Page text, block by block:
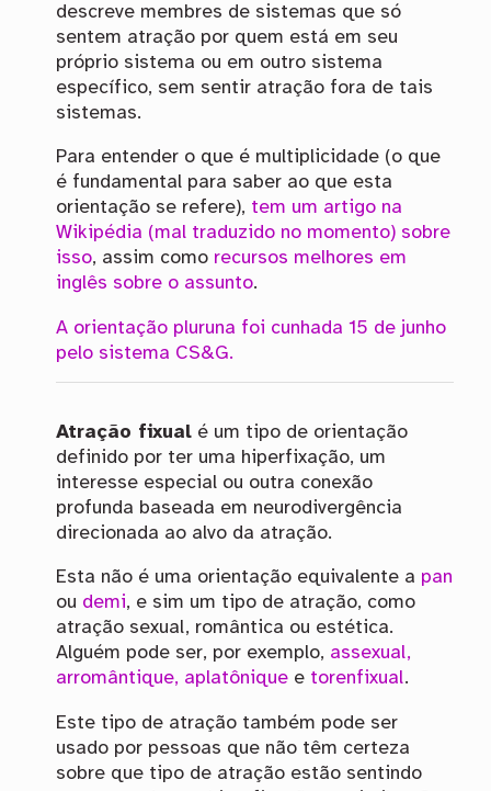
descreve membres de sistemas que só
sentem atração por quem está em seu
próprio sistema ou em outro sistema
específico, sem sentir atração fora de tais
sistemas.
Para entender o que é multiplicidade (o que
é fundamental para saber ao que esta
orientação se refere), tem um artigo na
Wikipédia (mal traduzido no momento) sobre
isso, assim como recursos melhores em
inglês sobre o assunto.
A orientação pluruna foi cunhada 15 de junho
pelo sistema CS&G.
Atração fixualé um tipo de orientação
definido por ter uma hiperfixação, um
interesse especial ou outra conexão
profunda baseada em neurodivergência
direcionada ao alvo da atração.
Esta não é uma orientação equivalente a pan
ou demi, e sim um tipo de atração, como
atração sexual, romântica ou estética.
Alguém pode ser, por exemplo, assexual,
arromântique, aplatôniquee torenfixual.
Este tipo de atração também pode ser
usado por pessoas que não têm certeza
sobre que tipo de atração estão sentindo